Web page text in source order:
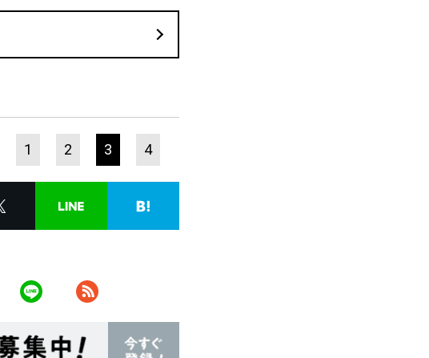
1 2 3 4